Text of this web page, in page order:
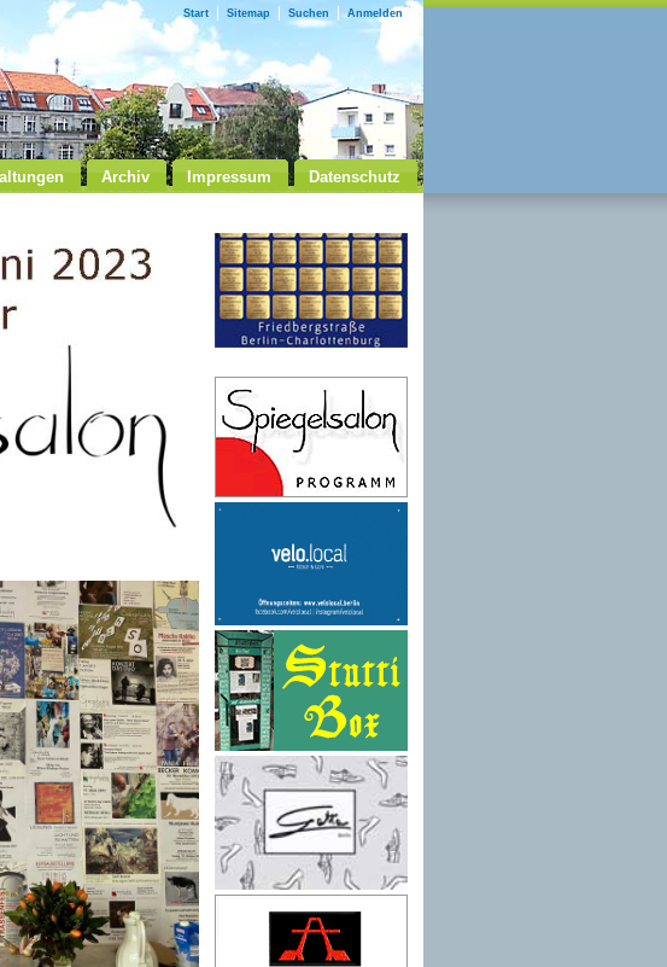
Archiv Impressum Datenschutz
Start Sitemap Suchen Anmelden